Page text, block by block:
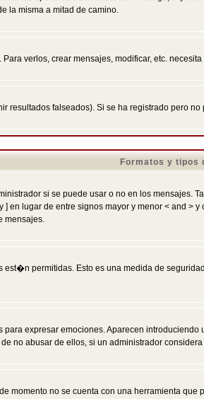
la misma a mitad de camino.
verlos, crear mensajes, modificar, etc.
falseados). Si se ha registrado pero
Formatos y tipos
si se puede usar o no en los
] en lugar de entre signos mayor y menor <
mensajes.
permitidas. Esto es una medida de
expresar emociones. Aparecen
no abusar de ellos, si un administrador
momento no se cuenta con una herramienta